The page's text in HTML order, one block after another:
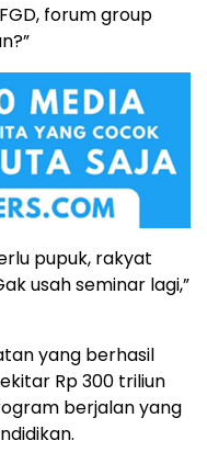
forum group
pupuk, rakyat
usah seminar lagi,”
yang berhasil
Rp 300 triliun
berjalan yang